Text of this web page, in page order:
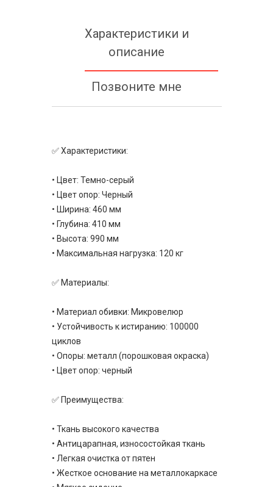
Характеристики и
описание
Позвоните мне
✅ Характеристики:
• Цвет: Темно-серый
• Цвет опор: Черный
• Ширина: 460 мм
• Глубина: 410 мм
• Высота: 990 мм
• Максимальная нагрузка: 120 кг
✅ Материалы:
• Материал обивки: Микровелюр
• Устойчивость к истиранию: 100000
циклов
• Опоры: металл (порошковая окраска)
• Цвет опор: черный
✅ Преимущества:
• Ткань высокого качества
• Антицарапная, износостойкая ткань
• Легкая очистка от пятен
• Жесткое основание на металлокаркасе